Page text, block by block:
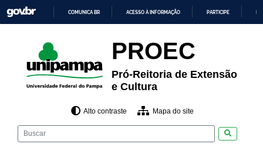
para
o
CONTEÚDO
COMUNICA BR ACESSO À INFORMAÇÃO PARTICIPE
PROEC
Pró-Reitoria de Extensão
e Cultura
Alto contraste Mapa do site